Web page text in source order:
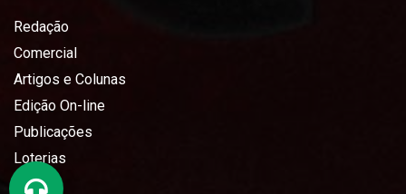
Redação
Comercial
Artigos e Colunas
Edição On-line
Publicações
Loterias